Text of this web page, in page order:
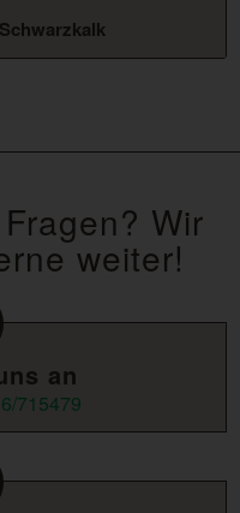
Schwarzkalk
Wir
weiter!
an
715479